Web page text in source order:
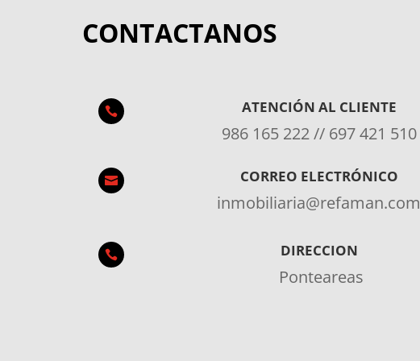
CONTACTANOS
 ATENCIÓN AL CLIENTE
986 165 222 // 697 421 510
 CORREO ELECTRÓNICO
inmobiliaria@refaman.com
 DIRECCION
Ponteareas